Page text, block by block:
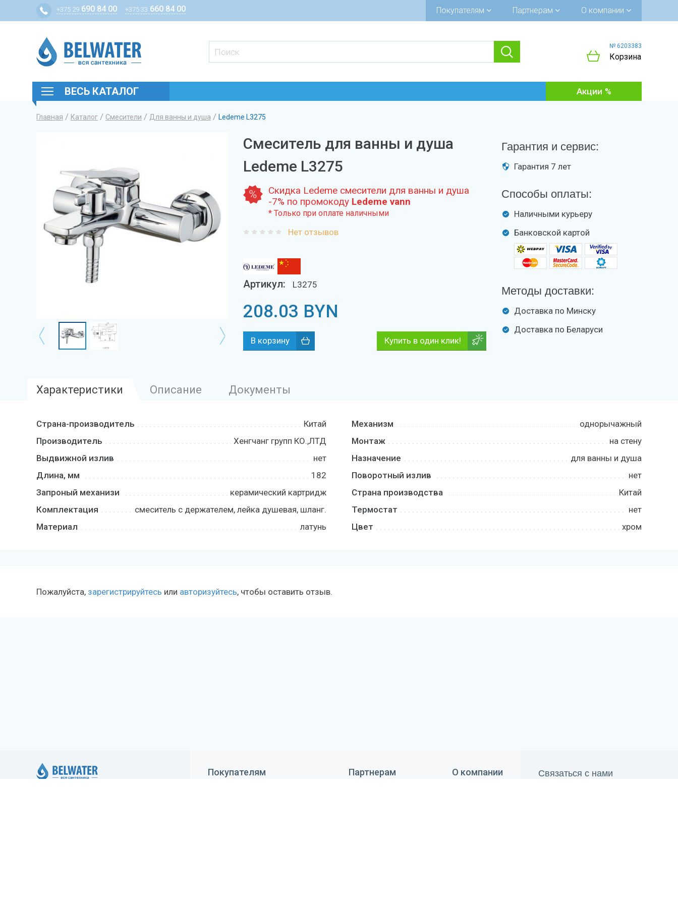
+375 29 690 84 00 +375 33 660 84 00 Покупателям Партнерам О компании
№ 6203383
Корзина
ВЕСЬ КАТАЛОГ Акции
Вы здесь
Главная / Каталог / Смесители / Для ванны и душа / Ledeme L3275
Смеситель для ванны и душа
Ledeme L3275
Скидка Ledeme смесители для ванны и душа
-7% по промокоду Ledeme vann
* Только при оплате наличными
Нет отзывов
Артикул: L3275
208.03 BYN
Купить в один клик!
Гарантия и сервис:
Гарантия 7 лет
Способы оплаты:
Наличными курьеру
Банковской картой
Методы доставки:
Доставка по Минску
Доставка по Беларуси
Характеристики Описание Документы
Страна-производитель
Китай
Производитель
Хенгчанг групп КО.,ЛТД
Выдвижной излив
нет
Длина, мм
182
Запроный механизи
керамический картридж
Комплектация
смеситель с держателем, лейка душевая, шланг.
Материал
латунь
Механизм
однорычажный
Монтаж
на стену
Назначение
для ванны и душа
Поворотный излив
нет
Страна производства
Китай
Термостат
нет
Цвет
хром
Пожалуйста, зарегистрируйтесь или авторизуйтесь, чтобы оставить отзыв.
Покупателям Партнерам О компании Связаться с нами